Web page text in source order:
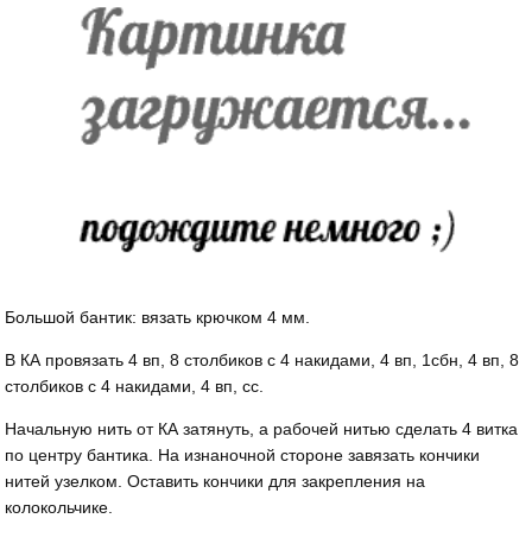
Большой бантик: вязать крючком 4 мм.
В КА провязать 4 вп, 8 столбиков с 4 накидами, 4 вп, 1сбн, 4 вп, 8
столбиков с 4 накидами, 4 вп, сс.
Начальную нить от КА затянуть, а рабочей нитью сделать 4 витка
по центру бантика. На изнаночной стороне завязать кончики
нитей узелком. Оставить кончики для закрепления на
колокольчике.